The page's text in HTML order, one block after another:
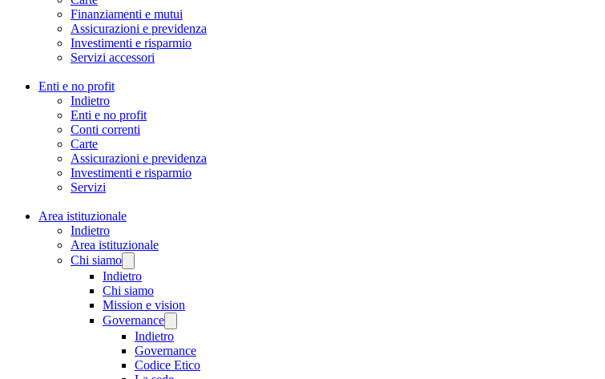
Finanziamenti e mutui
Assicurazioni e previdenza
Investimenti e risparmio
Servizi accessori
Enti e no profit
Indietro
Enti e no profit
Conti correnti
Carte
Assicurazioni e previdenza
Investimenti e risparmio
Servizi
Area istituzionale
Indietro
Area istituzionale
Chi siamo
Indietro
Chi siamo
Mission e vision
Governance
Indietro
Governance
Codice Etico